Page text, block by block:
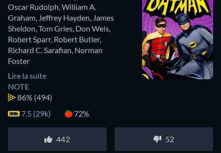
Oscar Rudolph William A.
Graham Jeffrey Hayden James
Sheldon Tom Gries Don Weis
Robert Sparr, Robert Butler,
Richard C. Sarafian Norman
Foster
Lire la suite
NOTE
86% (494)
7.5 (29k)
72%
442 52